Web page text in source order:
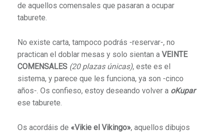
de aquellos comensales que pasaran a ocupar
taburete.
No existe carta, tampoco podrás -reservar-, no
practican el doblar mesas y solo sientan a VEINTE
COMENSALES (20 plazas únicas), este es el
sistema, y parece que les funciona, ya son -cinco
años-. Os confieso, estoy deseando volver a oKupar
ese taburete.
Os acordáis de «Vikie el Vikingo», aquellos dibujos